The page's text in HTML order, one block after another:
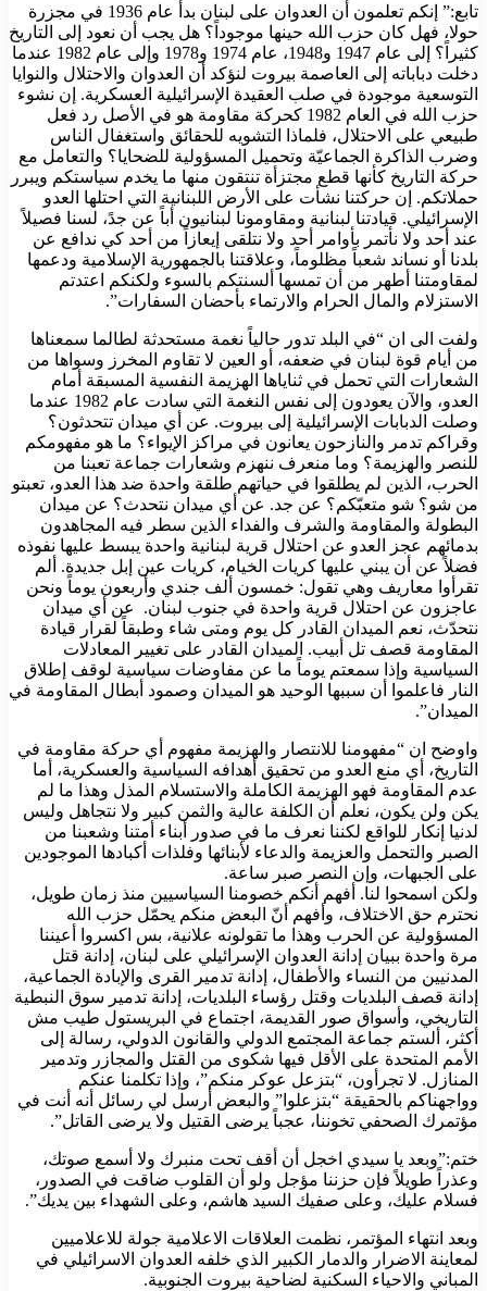
تابع:” إنكم تعلمون أن العدوان على لبنان بدأ عام 1936 في مجزرة
حولا، ‏فهل كان حزب الله حينها موجوداً؟ هل يجب أن نعود إلى التاريخ
كثيراً؟ ‏إلى عام 1947 و1948، عام 1974 و1978 وإلى عام 1982 عندما
‏دخلت دباباته إلى العاصمة بيروت لنؤكد أن العدوان والاحتلال والنوايا
‏التوسعية موجودة في صلب العقيدة الإسرائيلية العسكرية. إن نشوء
حزب ‏الله في العام 1982 كحركة مقاومة هو في الأصل رد فعل
طبيعي على ‏الاحتلال، فلماذا التشويه للحقائق واستغفال الناس
وضرب الذاكرة ‏الجماعيّة وتحميل المسؤولية للضحايا؟ والتعامل مع
حركة التاريخ كأنها ‏قطع مجتزأة تنتقون منها ما يخدم سياستكم ويبرر
حملاتكم. إن حركتنا ‏نشأت على الأرض اللبنانية التي احتلها العدو
الإسرائيلي. قيادتنا لبنانية ‏ومقاومونا لبنانيون أباً عن جدً، لسنا فصيلاً
عند أحد ولا نأتمر بأوامر أحد ‏ولا نتلقى إيعازاً من أحد كي ندافع عن
بلدنا أو نساند شعباً مظلوماً، ‏وعلاقتنا بالجمهورية الإسلامية ودعمها
لمقاومتنا أطهر من أن تمسها ‏ألسنتكم بالسوء ولكنكم اعتدتم
الاستزلام والمال الحرام والارتماء بأحضان السفارات”. ‏
ولفت الى ان “في البلد تدور حالياً نغمة مستحدثة لطالما سمعناها
من أيام قوة لبنان ‏في ضعفه، أو العين لا تقاوم المخرز وسواها من
الشعارات التي تحمل في ‏ثناياها الهزيمة النفسية المسبقة أمام
العدو، والآن يعودون إلى نفس النغمة ‏التي سادت عام 1982 عندما
وصلت الدبابات الإسرائيلية إلى بيروت. عن ‏أي ميدان تتحدثون؟
وقراكم تدمر والنازحون يعانون في مراكز الإيواء؟ ما هو مفهومكم
للنصر والهزيمة؟ وما منعرف ننهزم وشعارات جماعة ‏تعبنا من
الحرب، الذين لم يطلقوا في حياتهم طلقة واحدة ضد هذا العدو، ‏تعبتو
من شو؟ شو متعبّكم؟ عن جد.‏ عن أي ميدان نتحدث؟ عن ميدان
البطولة والمقاومة والشرف والفداء الذين ‏سطر فيه المجاهدون
بدمائهم عجز العدو عن احتلال قرية لبنانية واحدة ‏يبسط عليها نفوذه
فضلاً عن أن يبني عليها كريات الخيام، كريات عين ‏إبل جديدة. ألم
تقرأوا معاريف وهي تقول: خمسون ألف جندي وأربعون ‏يوماً ونحن
عاجزون عن احتلال قرية واحدة في جنوب لبنان. ‏ عن أي ميدان
نتحدّث، نعم الميدان القادر كل يوم ومتى شاء وطبقاً لقرار ‏قيادة
المقاومة قصف تل أبيب. الميدان القادر على تغيير المعادلات
‏السياسية وإذا سمعتم يوماً ما عن مفاوضات سياسية لوقف إطلاق
النار ‏فاعلموا أن سببها الوحيد هو الميدان وصمود أبطال المقاومة في
الميدان”. ‏
واوضح ان “مفهومنا للانتصار والهزيمة مفهوم أي حركة مقاومة في
التاريخ، أي منع ‏العدو من تحقيق أهدافه السياسية والعسكرية، أما
عدم المقاومة فهو ‏الهزيمة الكاملة والاستسلام المذل وهذا ما لم
يكن ولن يكون، نعلم أن ‏الكلفة عالية والثمن كبير ولا نتجاهل وليس
لدنيا إنكار للواقع لكننا نعرف ما في ‏صدور أبناء أمتنا وشعبنا من
الصبر والتحمل والعزيمة والدعاء لأبنائها ‏وفلذات أكبادها الموجودين
على الجبهات، وإن النصر صبر ساعة. ‏
ولكن اسمحوا لنا. أفهم أنكم خصومنا السياسيين منذ زمان طويل،
نحترم ‏حق الاختلاف، وأفهم أنّ البعض منكم يحمّل حزب الله
المسؤولية عن ‏الحرب وهذا ما تقولونه علانية، بس اكسروا أعيننا
مرة واحدة ببيان إدانة ‏العدوان الإسرائيلي على لبنان، إدانة قتل
المدنيين من النساء ‏والأطفال، إدانة تدمير القرى والإبادة ‏الجماعية،
إدانة قصف البلديات وقتل رؤساء البلديات، إدانة تدمير سوق ‏النبطية
التاريخي، وأسواق صور القديمة، اجتماع في البريستول ‏طيب مش
أكثر، ألستم جماعة المجتمع الدولي والقانون الدولي، رسالة إلى
‏الأمم المتحدة على الأقل فيها شكوى من القتل والمجازر وتدمير
المنازل. ‏لا تجرأون، “بتزعل عوكر منكم”، وإذا تكلمنا عنكم
وواجهناكم ‏بالحقيقة “بتزعلوا” والبعض أرسل لي رسائل أنه أنت في
مؤتمرك الصحفي ‏تخوننا، عجباً يرضى القتيل ولا يرضى القاتل”. ‏
ختم:”وبعد يا سيدي اخجل أن أقف تحت منبرك ولا أسمع صوتك،
وعذراً طويلاً ‏فإن حزننا مؤجل ولو أن القلوب ضاقت في الصدور،
فسلام عليك، وعلى ‏صفيك السيد هاشم، وعلى الشهداء بين يديك”.
وبعد انتهاء المؤتمر، نظمت العلاقات الاعلامية جولة للاعلاميين
لمعاينة الاضرار والدمار الكبير الذي خلفه العدوان الاسرائيلي في
المباني والاحياء السكنية لضاحية بيروت الجنوبية.